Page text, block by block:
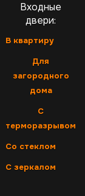
Входные
двери:
В квартиру
Для
загородного
дома
С
терморазрывом
Со стеклом
С зеркалом